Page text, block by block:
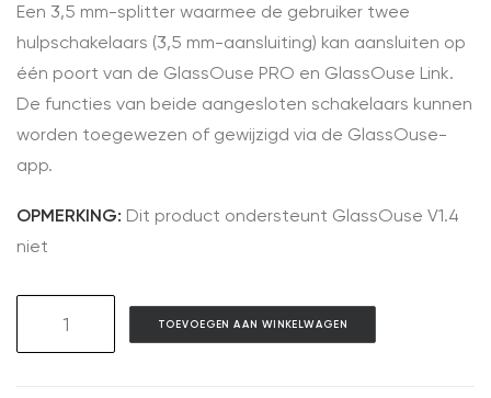
Een 3,5 mm-splitter waarmee de gebruiker twee
hulpschakelaars (3,5 mm-aansluiting) kan aansluiten op
één poort van de GlassOuse PRO en GlassOuse Link.
De functies van beide aangesloten schakelaars kunnen
worden toegewezen of gewijzigd via de GlassOuse-
app.
OPMERKING: Dit product ondersteunt GlassOuse V1.4
niet
3.5mm
TOEVOEGEN AAN WINKELWAGEN